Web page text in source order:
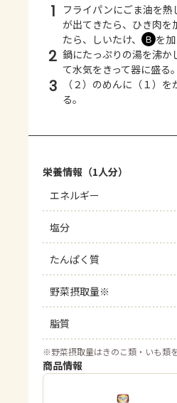
1 フライパンにごま油を熱
が出てきたら、ひき肉を
たら、しいたけ、
Ｂ を
2 鍋にたっぷりの湯を沸か
て水気をきって器に盛る。
3 （２）のめんに（１）を
る。
栄養情報（1人分）
エネルギー
塩分
たんぱく質
野菜摂取量※
脂質
※野菜摂取量はきのこ類・いも類
商品情報